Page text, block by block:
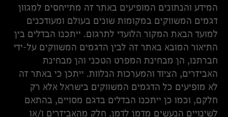
המידע והנתונים המופיעים באתר זה מתייחסים למגוון
דגמים המשווקים במקומות שונים בעולם ומעודכנים
למועד הבאת המקור הלועדי לתרגום. ייתכנו הבדלים בין
התיאור המובא באתר זה לבין הדגמים המשווקים על-ידי
חברתנו, הן מבחינת המפרט הטכני והן מבחינת
האביזרים, הציוד והמערכות הנלוות. ייתכן כי באתר זה
לא מופיעים כל הדגמים המשווקים בישראל אלא רק
חלקם, וכמו כן ייתכנו הבדלים בדגם מסויים, בהתאם
לשינויים הנעשים מדמן לדמן. חלק מהאביזרים ו/או